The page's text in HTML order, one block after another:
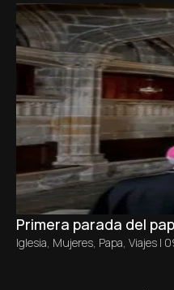
Primera parada del
Iglesia, Mujeres, Papa, Viajes |